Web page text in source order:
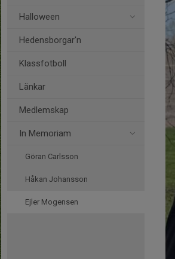
Halloween
Hedensborgar'n
Klassfotboll
Länkar
Medlemskap
In Memoriam
Göran Carlsson
Håkan Johansson
Ejler Mogensen